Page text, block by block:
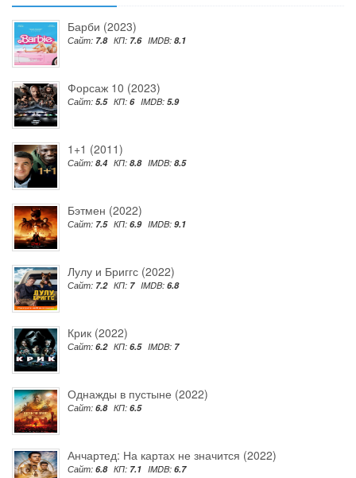
Барби (2023)
Сайт: 7.8 КП: 7.6 IMDB: 8.1
Форсаж 10 (2023)
Сайт: 5.5 КП: 6 IMDB: 5.9
1+1 (2011)
Сайт: 8.4 КП: 8.8 IMDB: 8.5
Бэтмен (2022)
Сайт: 7.5 КП: 6.9 IMDB: 9.1
Лулу и Бриггс (2022)
Сайт: 7.2 КП: 7 IMDB: 6.8
Крик (2022)
Сайт: 6.2 КП: 6.5 IMDB: 7
Однажды в пустыне (2022)
Сайт: 6.8 КП: 6.5
Анчартед: На картах не значится (2022)
Сайт: 6.8 КП: 7.1 IMDB: 6.7